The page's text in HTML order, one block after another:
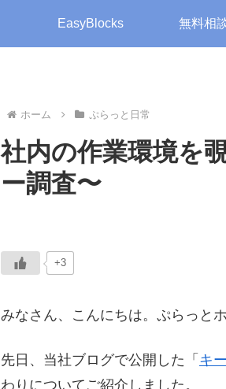
EasyBlocks 無料相
ホーム ぷらっと日常
社内の作業環境を
ー調査〜
+3
みなさん、こんにちは。ぷらっと
先日、当社ブログで公開した「 キ
わりについてご紹介しました。